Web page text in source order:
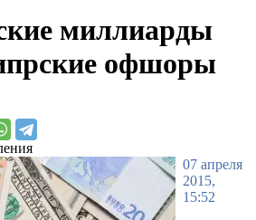
миллиарды
офшоры
07 апреля
2015,
15:52